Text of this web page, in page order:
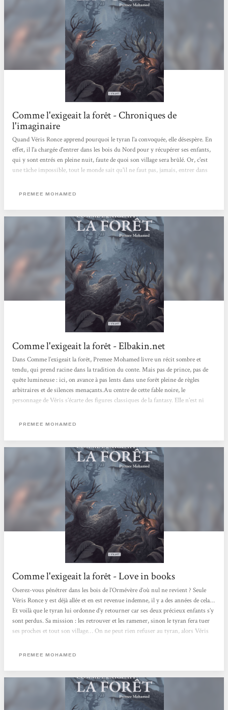
Comme l'exigeait la forêt - Chroniques de
l'imaginaire
Quand Véris Ronce apprend pourquoi le tyran l'a convoquée, elle désespère. En
effet, il l'a chargée d'entrer dans les bois du Nord pour y récupérer ses enfants,
qui y sont entrés en pleine nuit, faute de quoi son village sera brûlé. Or, c'est
une tâche impossible, tout le monde sait qu'il ne faut pas, jamais, entrer dans
le tyran, ni a fortiori ses enfants. En fait, Véris est la seule personne à en être
qu'elle est prête...
PREMEE MOHAMED
Comme l'exigeait la forêt - Elbakin.net
Dans Comme l’exigeait la forêt, Premee Mohamed livre un récit sombre et
tendu, qui prend racine dans la tradition du conte. Mais pas de prince, pas de
quête lumineuse : ici, on avance à pas lents dans une forêt pleine de règles
arbitraires et de silences menaçants.Au centre de cette fable noire, le
personnage de Véris s’écarte des figures classiques de la fantasy. Elle n’est ni
parce qu’elle y est contrainte, pas par héroïsme. Ce ton désabusé qui imprègne
PREMEE MOHAMED
Comme l'exigeait la forêt - Love in books
Oserez-vous pénétrer dans les bois de l’Ormévère d’où nul ne revient ? Seule
Véris Ronce y est déjà allée et en est revenue indemne, il y a des années de cela…
Et voilà que le tyran lui ordonne d’y retourner car ses deux précieux enfants s’y
sont perdus. Sa mission : les retrouver et les ramener, sinon le tyran fera tuer
ses proches et tout son village… On ne peut rien refuser au tyran, alors Véris
châtaigne et une petite sculpture en bois, et s’enfonce dans ces bois maudits. Il
PREMEE MOHAMED